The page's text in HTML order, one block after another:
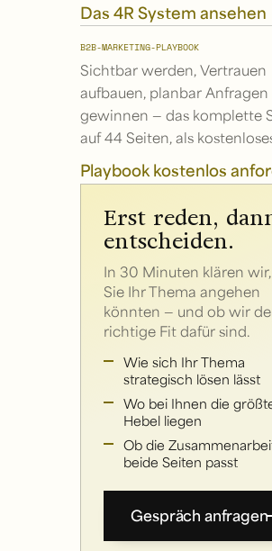
Das 4R System ansehen
B2B-MARKETING-PLAYBOOK
Sichtbar werden, Vertrauen
aufbauen, planbar Anfragen
gewinnen — das komplette
auf 44 Seiten, als
Playbook kostenlos
Erst reden,
entscheiden.
In 30 Minuten klären
Sie Ihr Thema angehen
könnten — und ob wir
richtige Fit dafür sind.
Wie sich Ihr Thema
strategisch lösen lässt
Wo bei Ihnen die
Hebel liegen
Ob die
beide Seiten passt
Gespräch anfragen